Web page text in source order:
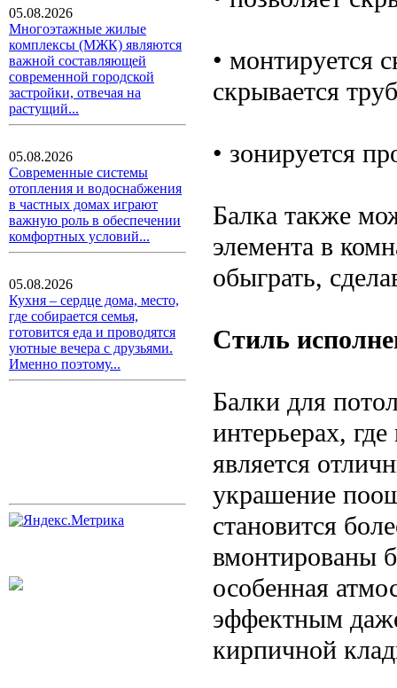
05.08.2026
Многоэтажные жилые
комплексы (МЖК) являются
важной составляющей
современной городской
застройки, отвечая на
растущий...
05.08.2026
Современные системы
отопления и водоснабжения
в частных домах играют
важную роль в обеспечении
комфортных условий...
05.08.2026
Кухня – сердце дома, место,
где собирается семья,
готовится еда и проводятся
уютные вечера с друзьями.
Именно поэтому...
• монтируется
скрывается
• зонируется
Балка также
элемента в
обыграть,
Стиль
Балки для
интерьерах,
является
украшение
становится
вмонтированы
особенная
эффектным даже
кирпичной